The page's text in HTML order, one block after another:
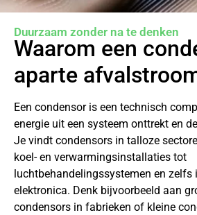
Duurzaam zonder na te denken
Waarom een
aparte
Een condensor is een technisch
energie uit een systeem onttrekt en
Je vindt condensors in talloze
koel- en verwarmingsinstallaties tot
luchtbehandelingssystemen en zelfs
elektronica. Denk bijvoorbeeld aan
condensors in fabrieken of kleine